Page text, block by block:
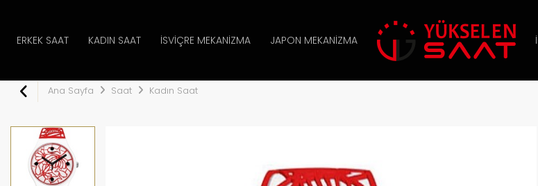
ERKEK SAAT KADIN SAAT İSVIÇRE MEKANIZMA JAPON MEKANIZMA
Ana Sayfa Saat Kadın Saat